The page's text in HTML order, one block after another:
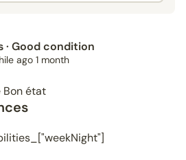
· Good condition
ago 1 month
Bon état